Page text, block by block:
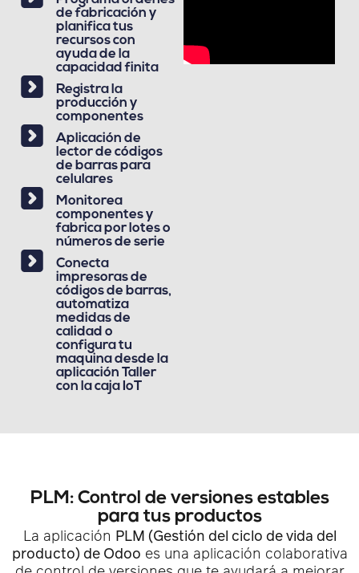
de fabricación y
planifica tus
recursos con
ayuda de la
capacidad finita
Registra la
producción y
componentes
Aplicación de
lector de códigos
de barras para
celulares
Monitorea
componentes y
fabrica por lotes o
números de serie
Conecta
impresoras de
códigos de barras,
automatiza
medidas de
calidad o
configura tu
maquina desde la
aplicación Taller
con la caja IoT
PLM: Control de versiones estables
para tus productos
La aplicación PLM (Gestión del ciclo de vida del
producto) de Odoo es una aplicación colaborativa